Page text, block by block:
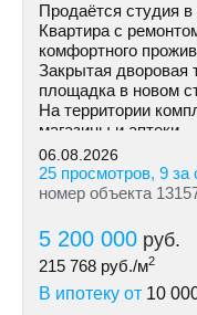
Продаётся студия
Квартира с
комфортного
Закрытая дворовая
площадка в новом
На территории
магазины и аптеки.
06.08.2026
25 просмотров, 9 за
номер объекта
5 200 000 руб.
215 768 руб./м2
В ипотеку от 10